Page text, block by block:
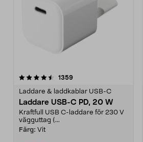
1359recensioner
Laddare & laddkablar USB-C
Laddare USB-C PD, 20 W
Kraftfull USB C-laddare för 230 V
vägguttag (...
Färg: Vit
4.5 av 5 stjärnor